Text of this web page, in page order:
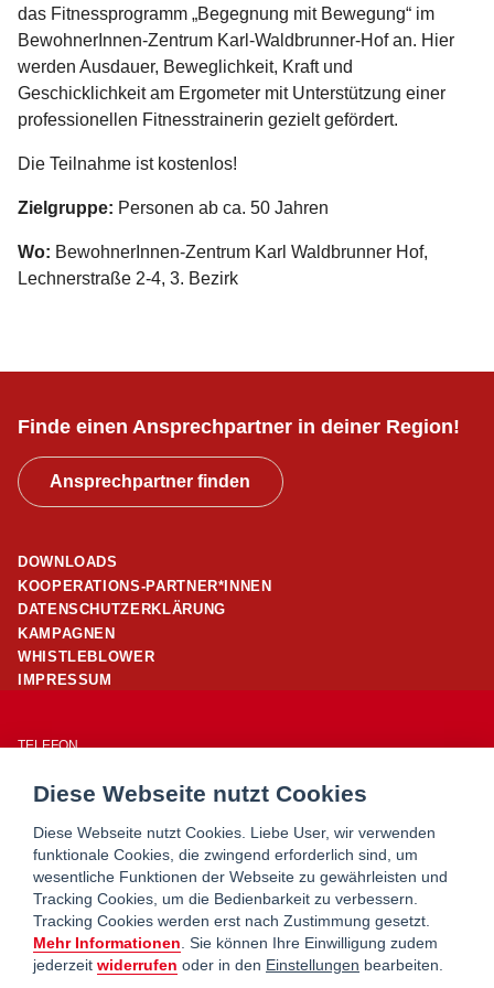
das Fitnessprogramm „Begegnung mit Bewegung“ im
BewohnerInnen-Zentrum Karl-Waldbrunner-Hof an. Hier
werden Ausdauer, Beweglichkeit, Kraft und
Geschicklichkeit am Ergometer mit Unterstützung einer
professionellen Fitnesstrainerin gezielt gefördert.
Die Teilnahme ist kostenlos!
Zielgruppe: Personen ab ca. 50 Jahren
Wo: BewohnerInnen-Zentrum Karl Waldbrunner Hof,
Lechnerstraße 2-4, 3. Bezirk
Finde einen Ansprechpartner in deiner Region!
Ansprechpartner finden
DOWNLOADS
KOOPERATIONS-PARTNER*INNEN
DATENSCHUTZERKLÄRUNG
KAMPAGNEN
WHISTLEBLOWER
IMPRESSUM
TELEFON
E-MAIL
WOHNSERVICE WIEN
WOHNBERATUNG WIEN
MIETERHILFE
Diese Webseite nutzt Cookies
Diese Webseite nutzt Cookies. Liebe User, wir verwenden
funktionale Cookies, die zwingend erforderlich sind, um
wesentliche Funktionen der Webseite zu gewährleisten und
Tracking Cookies, um die Bedienbarkeit zu verbessern.
Tracking Cookies werden erst nach Zustimmung gesetzt.
Mehr Informationen . Sie können Ihre Einwilligung zudem
jederzeit widerrufen oder in den Einstellungen bearbeiten.